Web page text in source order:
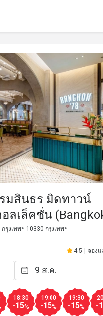
รมสินธร มิดทาวน์
ลเล็คชั่น
Hotel Bangkok
งเทพฯ 10330 กรุงเทพฯ
4.5 จองแ
18:30
-15%
19:00
-15%
19:30
-15% -